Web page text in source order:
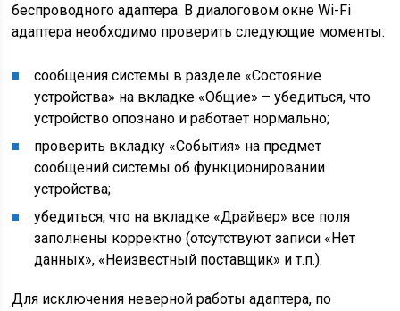
беспроводного адаптера. В диалоговом окне Wi-Fi
адаптера необходимо проверить следующие моменты:
сообщения системы в разделе «Состояние
устройства» на вкладке «Общие» – убедиться, что
устройство опознано и работает нормально;
проверить вкладку «События» на предмет
сообщений системы об функционировании
устройства;
убедиться, что на вкладке «Драйвер» все поля
заполнены корректно (отсутствуют записи «Нет
данных», «Неизвестный поставщик» и т.п.).
Для исключения неверной работы адаптера, по